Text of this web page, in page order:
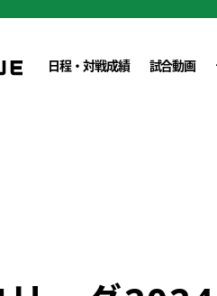
日程・対戦成績 試合動画